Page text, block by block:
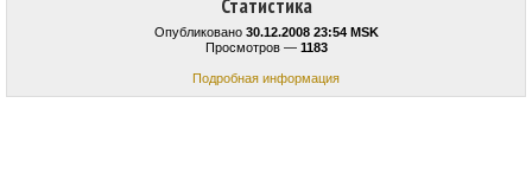
Статистика
Опубликовано 30.12.2008 23:54 MSK
Просмотров — 1183
Подробная информация